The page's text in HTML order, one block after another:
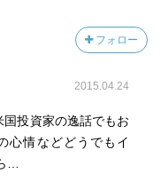
フォロー
2015.04.24
投資家の逸話でもお
心情などどうでもイ
…